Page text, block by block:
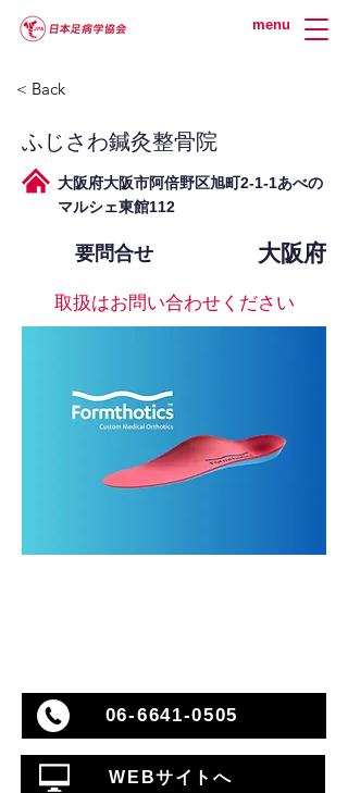
menu
< Back
ふじさわ鍼灸整骨院
大阪府大阪市阿倍野区旭町2-1-1あべの
マルシェ東館112
要問合せ 大阪府
取扱はお問い合わせください
06-6641-0505
WEBサイトへ